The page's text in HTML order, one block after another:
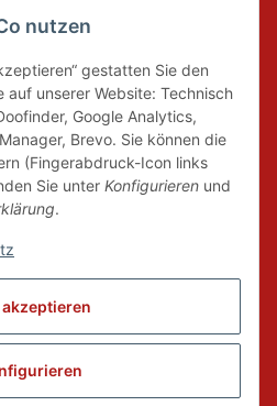
nutzen
gestatten Sie den
auf unserer Website: Technisch
Google Analytics,
Brevo. Sie können die
(Fingerabdruck-Icon links
Sie unter Konfigurieren und
.
und erfüllen unsere
nach dem
der Initiative
widerrufen